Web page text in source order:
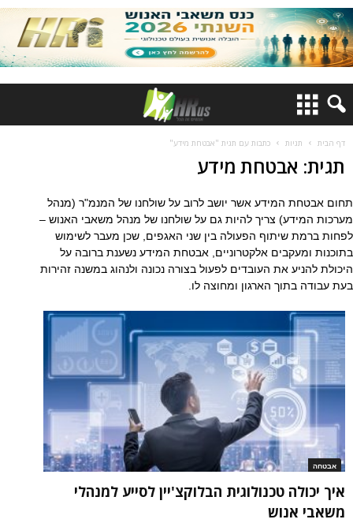
דף הבית תגיות כתבות עם תגית "אבטחת מידע"
תגית: אבטחת מידע
תחום אבטחת המידע אשר יושב לרוב על שולחנו של המנמ"ר (מנהל
מערכות המידע) צריך להיות גם על שולחנו של מנהל משאבי האנוש –
לפחות ברמת שיתוף הפעולה בין שני האגפים, שכן מעבר לשימוש
בתוכנות ומעקבים אלקטרוניים, אבטחת המידע נשענת ברובה על
היכולת להניע את העובדים לפעול בצורה נכונה ולנהוג במשנה זהירות
בעת עבודה בתוך הארגון ומחוצה לו.
אבטחה
איך יכולה טכנולוגית הבלוקצ'יין לסייע למנהלי
משאבי אנוש